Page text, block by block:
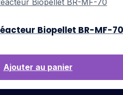
Biopellet BR-MF-70
Ajouter au panier